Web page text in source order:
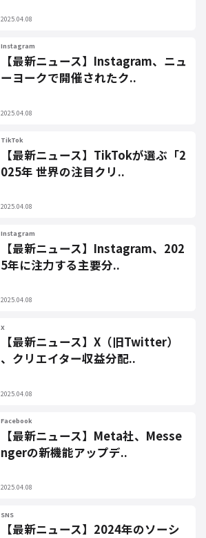
2025.04.08
Instagram
【最新ニュース】Instagram、ニュ
ーヨークで開催されたク..
2025.04.08
TikTok
【最新ニュース】TikTokが選ぶ「2
025年 世界の注目クリ..
2025.04.08
Instagram
【最新ニュース】Instagram、202
5年に注力する主要分..
2025.04.08
X
【最新ニュース】X（旧Twitter）
、クリエイター収益分配..
2025.04.08
Facebook
【最新ニュース】Meta社、Messe
ngerの新機能アップデ..
2025.04.08
SNS
【最新ニュース】2024年のソーシ